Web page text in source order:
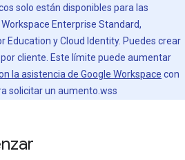
solo están disponibles para las
Enterprise Standard,
Education y Cloud Identity. Puedes crear
cliente. Este límite puede aumentar
la asistencia de Google Workspace con
solicitar un aumento.wss